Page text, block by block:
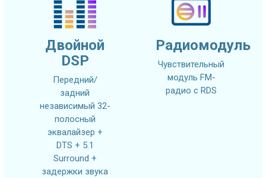
Двойной
DSP
Передний/
задний
независимый 32-
полосный
эквалайзер +
DTS + 5.1
Surround +
задержки звука
Радиомодуль
Чувствительный
модуль FM-
радио с RDS